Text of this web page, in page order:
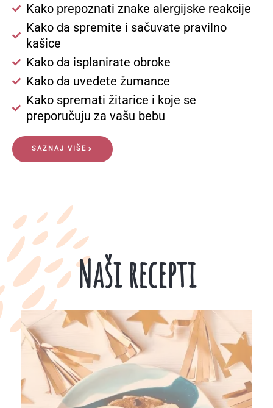
Kako prepoznati znake alergijske reakcije
Kako da spremite i sačuvate pravilno
kašice
Kako da isplanirate obroke
Kako da uvedete žumance
Kako spremati žitarice i koje se
preporučuju za vašu bebu
SAZNAJ VIŠE
Naši recepti